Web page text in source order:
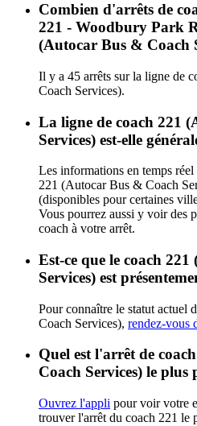
Combien d'arrêts de
221 - Woodbury Park
(Autocar Bus & Coach
Il y a 45 arrêts sur la ligne de
Coach Services).
La ligne de coach 221
Services) est-elle
Les informations en temps
221 (Autocar Bus & Coach
(disponibles pour certaines
Vous pourrez aussi y voir des
coach à votre arrêt.
Est-ce que le coach
Services) est
Pour connaître le statut actuel
Coach Services), rendez-vous
Quel est l'arrêt de
Coach Services) le plus
Ouvrez l'appli pour voir votre
trouver l'arrêt du coach 221 le